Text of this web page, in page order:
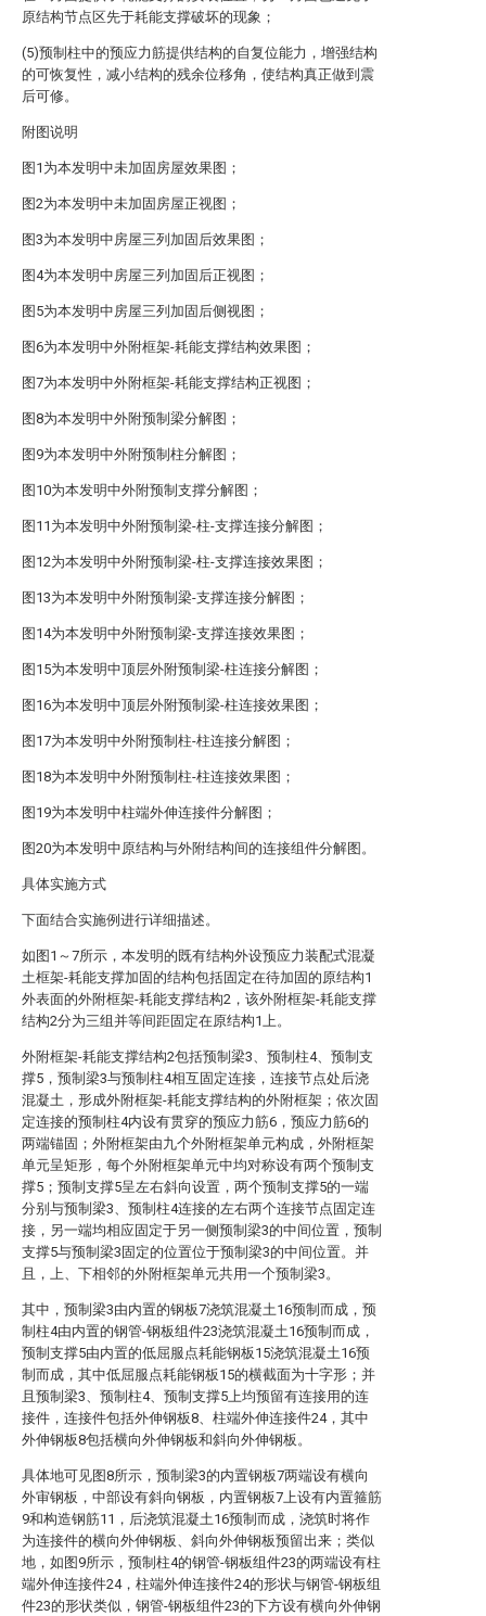
原结构节点区先于耗能支撑破坏的现象；
(5)预制柱中的预应力筋提供结构的自复位能力，增强结构
的可恢复性，减小结构的残余位移角，使结构真正做到震
后可修。
附图说明
图1为本发明中未加固房屋效果图；
图2为本发明中未加固房屋正视图；
图3为本发明中房屋三列加固后效果图；
图4为本发明中房屋三列加固后正视图；
图5为本发明中房屋三列加固后侧视图；
图6为本发明中外附框架-耗能支撑结构效果图；
图7为本发明中外附框架-耗能支撑结构正视图；
图8为本发明中外附预制梁分解图；
图9为本发明中外附预制柱分解图；
图10为本发明中外附预制支撑分解图；
图11为本发明中外附预制梁-柱-支撑连接分解图；
图12为本发明中外附预制梁-柱-支撑连接效果图；
图13为本发明中外附预制梁-支撑连接分解图；
图14为本发明中外附预制梁-支撑连接效果图；
图15为本发明中顶层外附预制梁-柱连接分解图；
图16为本发明中顶层外附预制梁-柱连接效果图；
图17为本发明中外附预制柱-柱连接分解图；
图18为本发明中外附预制柱-柱连接效果图；
图19为本发明中柱端外伸连接件分解图；
图20为本发明中原结构与外附结构间的连接组件分解图。
具体实施方式
下面结合实施例进行详细描述。
如图1～7所示，本发明的既有结构外设预应力装配式混凝
土框架-耗能支撑加固的结构包括固定在待加固的原结构1
外表面的外附框架-耗能支撑结构2，该外附框架-耗能支撑
结构2分为三组并等间距固定在原结构1上。
外附框架-耗能支撑结构2包括预制梁3、预制柱4、预制支
撑5，预制梁3与预制柱4相互固定连接，连接节点处后浇
混凝土，形成外附框架-耗能支撑结构的外附框架；依次固
定连接的预制柱4内设有贯穿的预应力筋6，预应力筋6的
两端锚固；外附框架由九个外附框架单元构成，外附框架
单元呈矩形，每个外附框架单元中均对称设有两个预制支
撑5；预制支撑5呈左右斜向设置，两个预制支撑5的一端
分别与预制梁3、预制柱4连接的左右两个连接节点固定连
接，另一端均相应固定于另一侧预制梁3的中间位置，预制
支撑5与预制梁3固定的位置位于预制梁3的中间位置。并
且，上、下相邻的外附框架单元共用一个预制梁3。
其中，预制梁3由内置的钢板7浇筑混凝土16预制而成，预
制柱4由内置的钢管-钢板组件23浇筑混凝土16预制而成，
预制支撑5由内置的低屈服点耗能钢板15浇筑混凝土16预
制而成，其中低屈服点耗能钢板15的横截面为十字形；并
且预制梁3、预制柱4、预制支撑5上均预留有连接用的连
接件，连接件包括外伸钢板8、柱端外伸连接件24，其中
外伸钢板8包括横向外伸钢板和斜向外伸钢板。
具体地可见图8所示，预制梁3的内置钢板7两端设有横向
外审钢板，中部设有斜向钢板，内置钢板7上设有内置箍筋
9和构造钢筋11，后浇筑混凝土16预制而成，浇筑时将作
为连接件的横向外伸钢板、斜向外伸钢板预留出来；类似
地，如图9所示，预制柱4的钢管-钢板组件23的两端设有柱
端外伸连接件24，柱端外伸连接件24的形状与钢管-钢板组
件23的形状类似，钢管-钢板组件23的下方设有横向外伸钢